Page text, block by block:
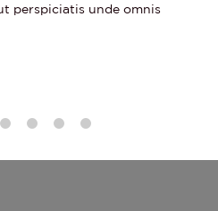
perspiciatis unde omnis